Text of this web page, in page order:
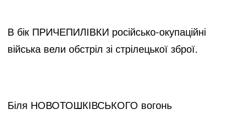
В бік ПРИЧЕПИЛІВКИ російсько-окупаційні
війська вели обстріл зі стрілецької зброї.
Біля НОВОТОШКІВСЬКОГО вогонь